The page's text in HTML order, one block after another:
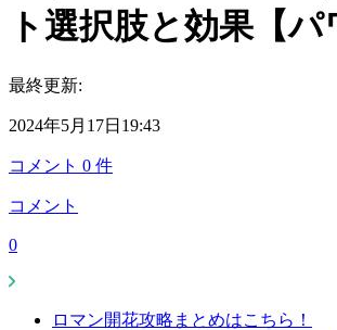
ト選択肢と効果【パ
最終更新:
2024年5月17日19:43
コメント 0 件
コメント
0
ロマン開花攻略まとめはこちら！